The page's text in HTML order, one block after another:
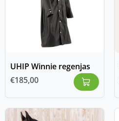
UHIP Winnie regenjas
€185,00